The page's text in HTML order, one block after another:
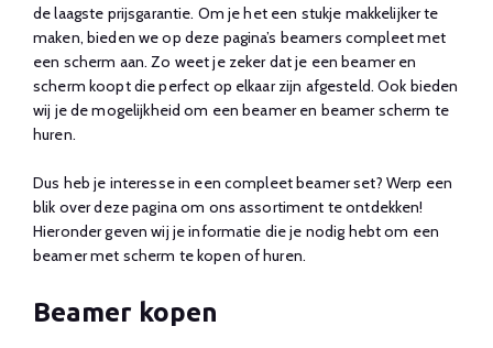
de laagste prijsgarantie. Om je het een stukje makkelijker te
maken, bieden we op deze pagina’s beamers compleet met
een scherm aan. Zo weet je zeker dat je een beamer en
scherm koopt die perfect op elkaar zijn afgesteld. Ook bieden
wij je de mogelijkheid om een beamer en beamer scherm te
huren.
Dus heb je interesse in een compleet beamer set? Werp een
blik over deze pagina om ons assortiment te ontdekken!
Hieronder geven wij je informatie die je nodig hebt om een
beamer met scherm te kopen of huren.
Beamer kopen